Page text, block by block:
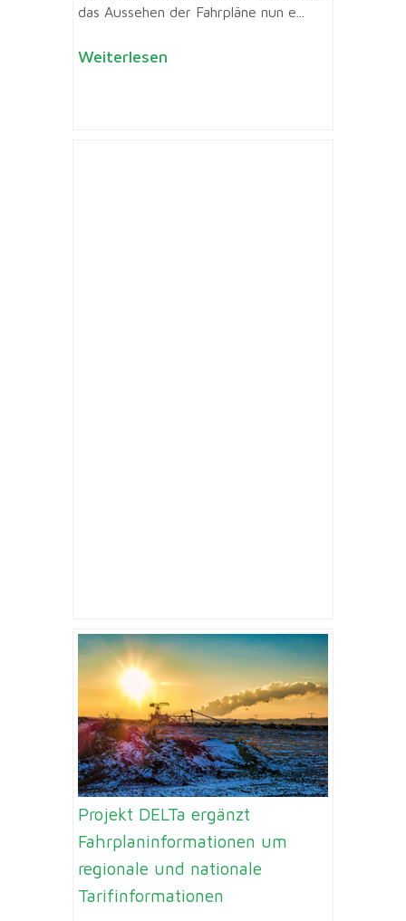
das Aussehen der Fahrpläne nun e...
Weiterlesen
Projekt DELTa ergänzt
Fahrplaninformationen um
regionale und nationale
Tarifinformationen